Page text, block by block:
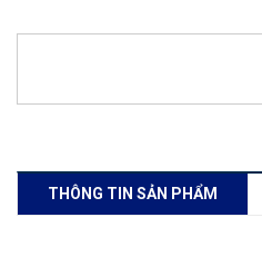
THÔNG TIN SẢN PHẨM